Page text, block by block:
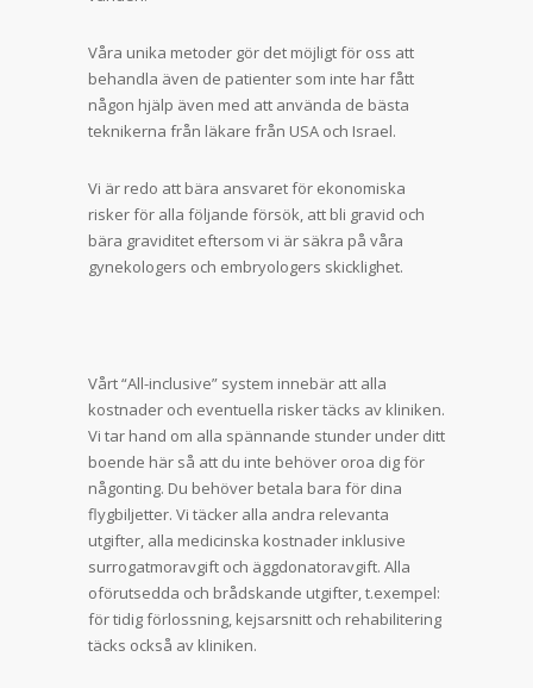
Våra unika metoder gör det möjligt för oss att
behandla även de patienter som inte har fått
någon hjälp även med att använda de bästa
teknikerna från läkare från USA och Israel.
Vi är redo att bära ansvaret för ekonomiska
risker för alla följande försök, att bli gravid och
bära graviditet eftersom vi är säkra på våra
gynekologers och embryologers skicklighet.
Vårt “All-inclusive” system innebär att alla
kostnader och eventuella risker täcks av kliniken.
Vi tar hand om alla spännande stunder under ditt
boende här så att du inte behöver oroa dig för
någonting. Du behöver betala bara för dina
flygbiljetter. Vi täcker alla andra relevanta
utgifter, alla medicinska kostnader inklusive
surrogatmoravgift och äggdonatoravgift. Alla
oförutsedda och brådskande utgifter, t.exempel:
för tidig förlossning, kejsarsnitt och rehabilitering
täcks också av kliniken.